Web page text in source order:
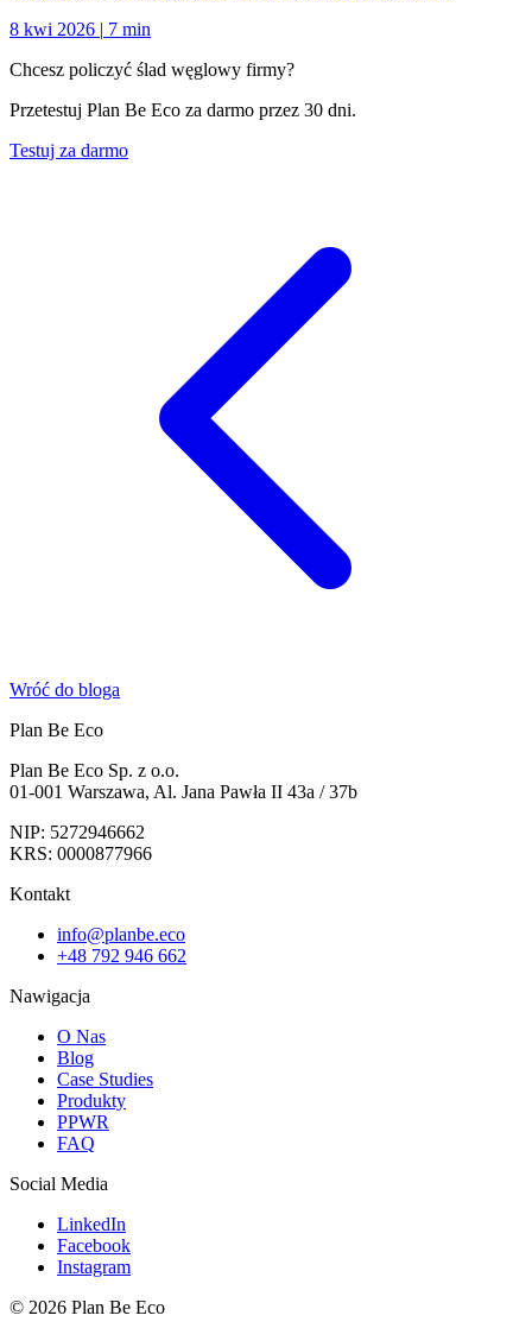
8 kwi 2026 | 7 min
Chcesz policzyć ślad węglowy firmy?
Przetestuj Plan Be Eco za darmo przez 30 dni.
Testuj za darmo
Wróć do bloga
Plan Be Eco
Plan Be Eco Sp. z o.o.
01-001 Warszawa, Al. Jana Pawła II 43a / 37b
NIP: 5272946662
KRS: 0000877966
Kontakt
info@planbe.eco
+48 792 946 662
Nawigacja
O Nas
Blog
Case Studies
Produkty
PPWR
FAQ
Social Media
LinkedIn
Facebook
Instagram
© 2026 Plan Be Eco